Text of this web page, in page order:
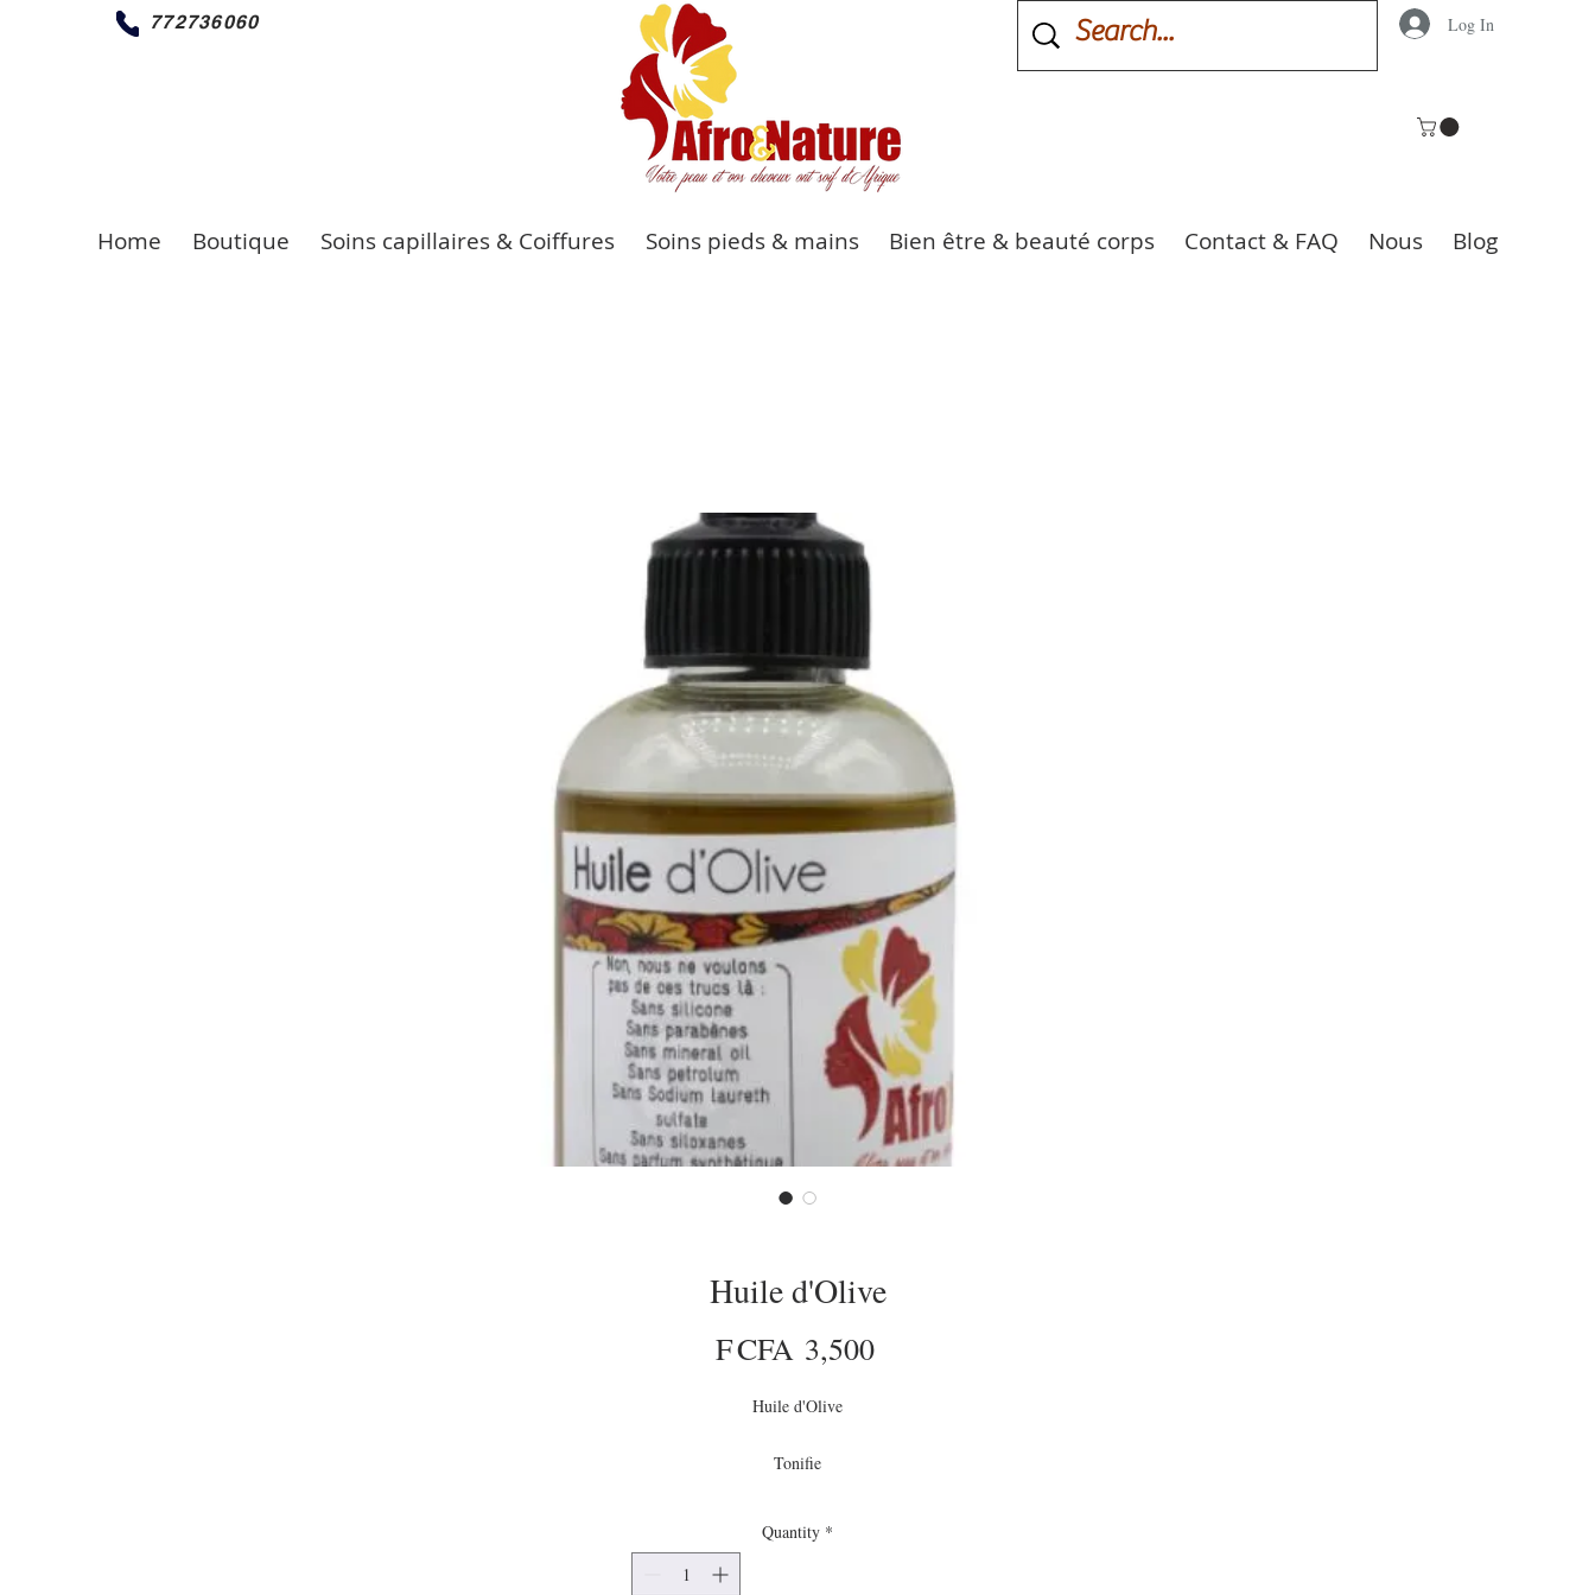
772736060 Log In
Home Boutique Soins capillaires & Coiffures Soins pieds & mains Bien être & beauté corps Contact & FAQ Nous Blog
Huile d'Olive
F CFA 3,500Price
Huile d'Olive
Tonifie
Pour visage , corps et cheveux Adultes , enfants et nourrissons
Quantity *